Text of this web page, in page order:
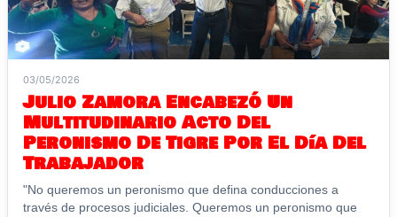
03/05/2026
Julio Zamora Encabezó Un
Multitudinario Acto Del
Peronismo De Tigre Por El Día Del
Trabajador
"No queremos un peronismo que defina conducciones a
través de procesos judiciales. Queremos un peronismo que